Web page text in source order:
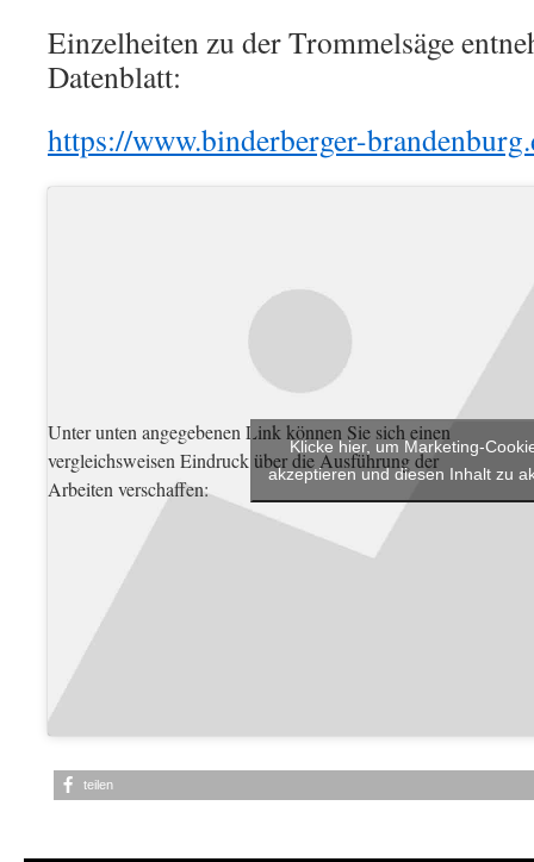
Einzelheiten zu der Trommelsäge
Datenblatt:
https://www.binderberger-
Unter unten angegebenen Link können Sie sich einen
vergleichsweisen Eindruck über die Ausführung der
Arbeiten verschaffen:
Klicke hier, um Marketing-
akzeptieren und diesen Inhalt zu
teilen